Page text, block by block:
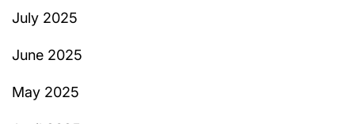
July 2025
June 2025
May 2025